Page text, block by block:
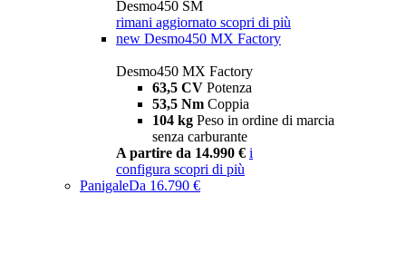
Desmo450 SM
rimani aggiornato scopri di più
new Desmo450 MX Factory
Desmo450 MX Factory
63,5 CV Potenza
53,5 Nm Coppia
104 kg Peso in ordine di marcia
senza carburante
A partire da 14.990 € i
configura scopri di più
PanigaleDa 16.790 €